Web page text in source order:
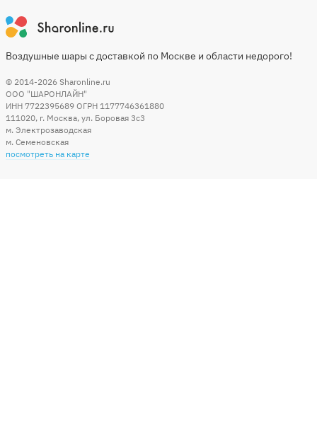
Воздушные шары с доставкой по Москве и области недорого!
© 2014-2026 Sharonline.ru
ООО "ШАРОНЛАЙН"
ИНН 7722395689 ОГРН 1177746361880
111020, г. Москва, ул. Боровая 3c3
м. Электрозаводская
м. Семеновская
посмотреть на карте